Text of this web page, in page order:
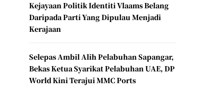
Kejayaan Politik Identiti Vlaams Belang
Daripada Parti Yang Dipulau Menjadi
Kerajaan
Selepas Ambil Alih Pelabuhan Sapangar,
Bekas Ketua Syarikat Pelabuhan UAE, DP
World Kini Terajui MMC Ports